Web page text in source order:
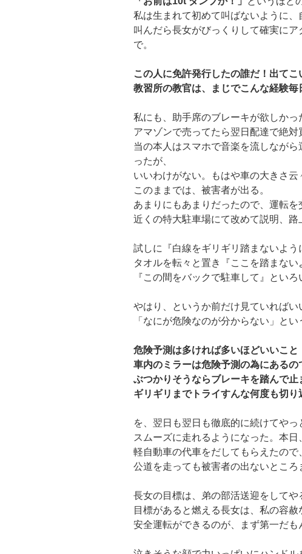
私は生まれて初めて叫ばないように、
叫んだら長女がびっくりして確実に
で。
この人に免許発行したの誰だ！出てこ
教習所の教官は、まじでこんな経験毎
私にも、助手席のブレーキが欲しかっ
アマゾンで売ってたら翌日配達で絶対
当の本人はスマホで音楽を流しなが
ったが、
いいわけがない。もはや車の大きさ云
このままでは、被害者が出る。
あまりにもあまりだったので、運転を
近くの特大駐車場にて改めて説明、路
試しに『白線をギリギリ踏まないよう
タオルを転々と置き『ここを踏まない
『この間をバックで駐車して』といろ
やはり、というか前だけ見ていればい
「なにが危険なのが分からない」と
危険予測は多ければ多いほどいいこと
車内のミラーは危険予測の為にあるの
ぶつかりそうならブレーキを踏んで止
ギリギリまでトライすんな何度も切り
を、翌日も翌日も徹底的に続けてやっ
スムーズに走れるようになった。本
軽自動車の代車をだしてもらえたの
公道を走っても被害者の出ないところ
長女の目標は、弟の部活送迎をしてや
目標があると燃える長女は、私の容赦
安全運転ができるのが、まず第一だも